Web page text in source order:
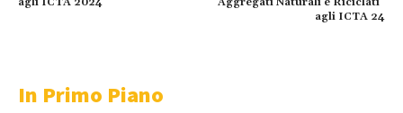
agli ICTA 24
In Primo Piano